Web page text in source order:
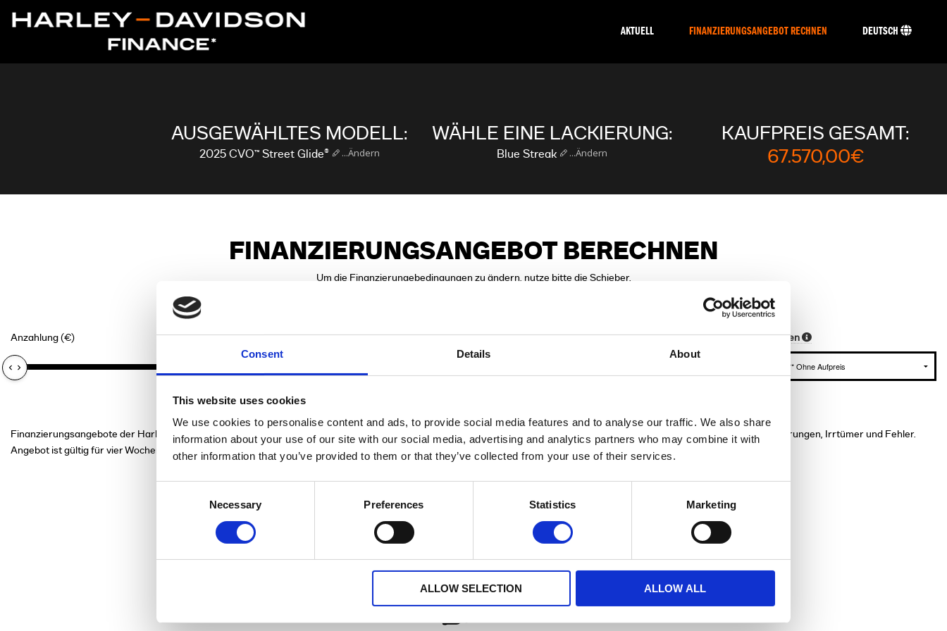
Consent Details About
This website uses cookies
We use cookies to personalise content and ads, to provide social media features and to analyse our traffic. We also share
information about your use of our site with our social media, advertising and analytics partners who may combine it with
other information that you’ve provided to them or that they’ve collected from your use of their services.
Necessary Preferences Statistics Marketing
ALLOW SELECTION ALLOW ALL
AKTUELL FINANZIERUNGSANGEBOT RECHNEN DEUTSCH
AUSGEWÄHLTES MODELL:
2025 CVO™ Street Glide® ...Ändern
WÄHLE EINE LACKIERUNG:
Blue Streak ...Ändern
KAUFPREIS GESAMT:
67.570,00€
FINANZIERUNGSANGEBOT BERECHNEN
Um die Finanzierungebedingungen zu ändern, nutze bitte die Schieber.
Anzahlung (€) Laufzeit der Finanzierung Jahreskilometerleistung Garantieoptionen
Finanzierungsangebote der Harley-Davidson Finance, einem Angebot der Santander Consumer Bank GmbH. Bankübliche Bonitätskriterien vorausgesetzt. Vorbehaltlich Änderungen, Irrtümer und Fehler.
Angebot ist gültig für vier Wochen ab Ausstellungsdatum